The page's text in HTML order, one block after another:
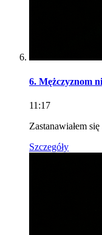
6. Mężczyznom
11:17
Zastanawiałem
Szczegóły